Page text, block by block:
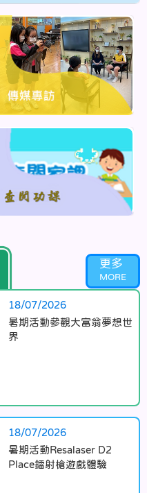
更多
18/07/2026
暑期活動參觀大富翁夢想世
界
18/07/2026
暑期活動Resalaser D2
Place鐳射槍遊戲體驗